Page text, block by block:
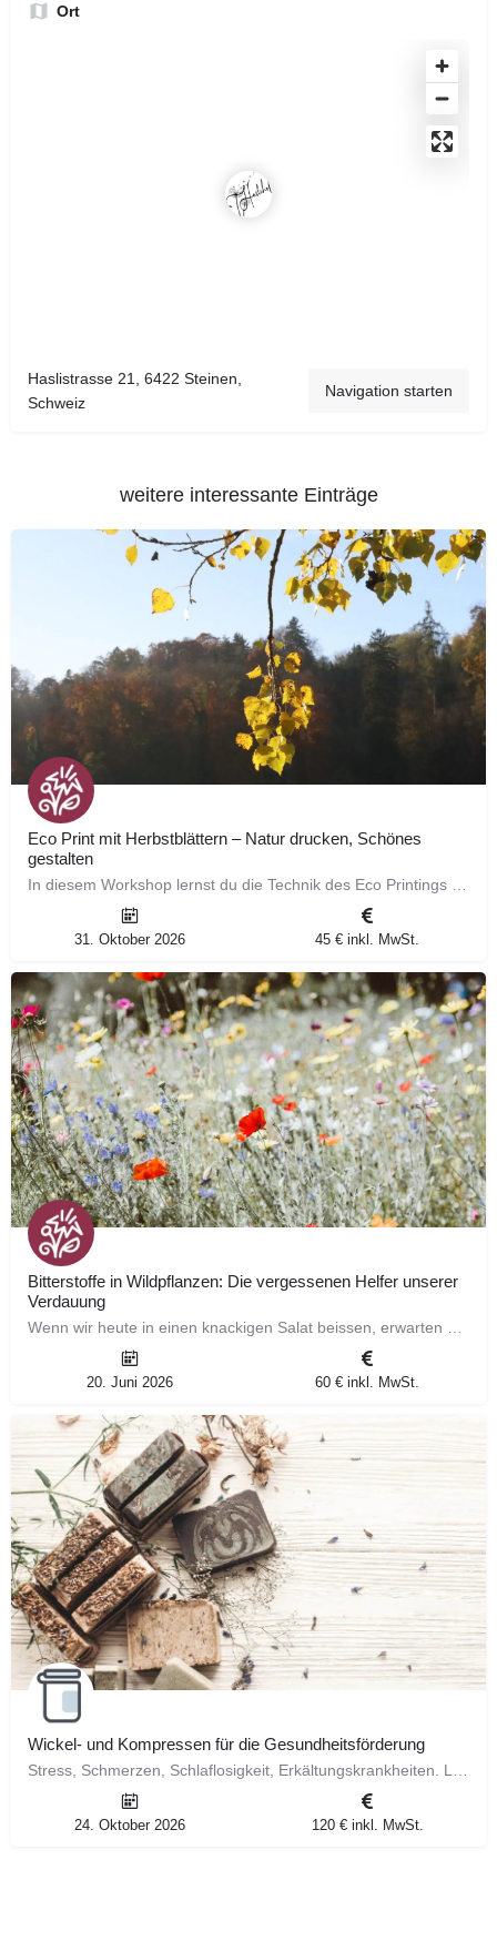
Ort
Haslistrasse 21, 6422 Steinen,
Schweiz
Navigation starten
weitere interessante Einträge
Eco Print mit Herbstblättern – Natur drucken, Schönes
gestalten
31. Oktober 2026 45 € inkl. MwSt.
Bitterstoffe in Wildpflanzen: Die vergessenen Helfer unserer
Verdauung
20. Juni 2026 60 € inkl. MwSt.
Wickel- und Kompressen für die Gesundheitsförderung
24. Oktober 2026 120 € inkl. MwSt.